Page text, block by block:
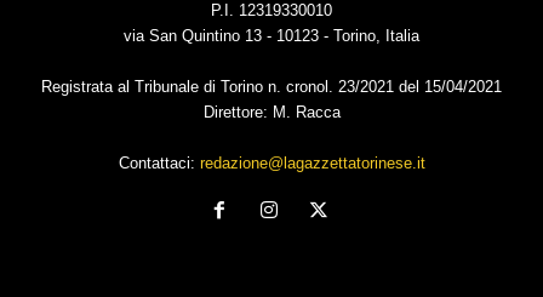
P.I. 12319330010
via San Quintino 13 - 10123 - Torino, Italia
Registrata al Tribunale di Torino n. cronol. 23/2021 del 15/04/2021
Direttore: M. Racca
Contattaci: redazione@lagazzettatorinese.it